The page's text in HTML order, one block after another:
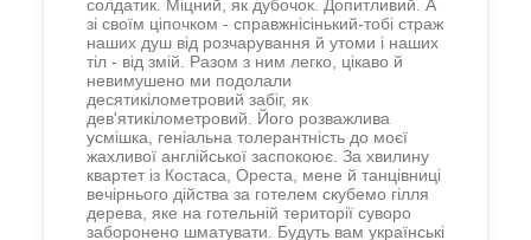
солдатик. Міцний, як дубочок. Допитливий. А
зі своїм ціпочком - справжнісінький-тобі страж
наших душ від розчарування й утоми і наших
тіл - від змій. Разом з ним легко, цікаво й
невимушено ми подолали
десятикілометровий забіг, як
дев'ятикілометровий. Його розважлива
усмішка, геніальна толерантність до моєї
жахливої англійської заспокоює. За хвилину
квартет із Костаса, Ореста, мене й танцівниці
вечірнього дійства за готелем скубемо гілля
дерева, яке на готельній території суворо
заборонено шматувати. Будуть вам українські